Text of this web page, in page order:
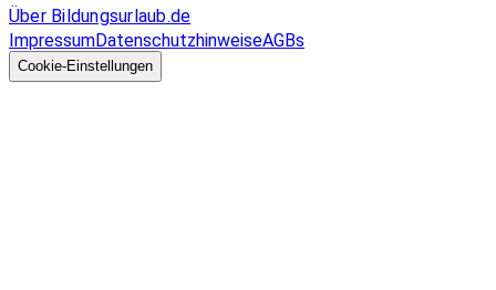
Über Bildungsurlaub.de
ImpressumDatenschutzhinweiseAGBs
Cookie-Einstellungen